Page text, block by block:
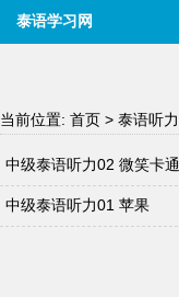
泰语学习网
当前位置: 首页 > 泰语听力
中级泰语听力02 微笑卡通
中级泰语听力01 苹果